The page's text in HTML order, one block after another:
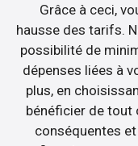
Grâce à ceci,
hausse des tarifs.
possibilité de
dépenses liées à
plus, en
bénéficier de tout
conséquentes